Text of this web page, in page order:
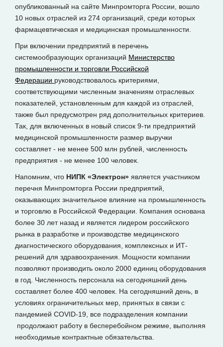
опубликованный на сайте Минпромторга России, вошло
10 новых отраслей из 274 организаций, среди которых
фармацевтическая и медицинская промышленности.
При включении предприятий в перечень
системообразующих организаций Министерство
промышленности и торговли Российской
Федерации руководствовалось критериями,
соответствующими численным значениям отраслевых
показателей, установленным для каждой из отраслей,
также был предусмотрен ряд дополнительных критериев.
Так, для включенных в новый список 9-ти предприятий
медицинской промышленности размер выручки
составляет - не менее 500 млн рублей, численность
предприятия - не менее 100 человек.
Напомним, что НИПК «Электрон» является участником
перечня Минпромторга России предприятий,
оказывающих значительное влияние на промышленность
и торговлю в Российской Федерации. Компания основана
более 30 лет назад и является лидером российского
рынка в разработке и производстве медицинского
диагностического оборудования, комплексных и ИТ-
решений для здравоохранения. Мощности компании
позволяют производить около 2000 единиц оборудования
в год. Численность персонала на сегодняшний день
составляет более 400 человек. На сегодняшний день, в
условиях ограничительных мер, принятых в связи с
пандемией COVID-19, все подразделения компании
продолжают работу в бесперебойном режиме, выполняя
необходимые контрактные обязательства.